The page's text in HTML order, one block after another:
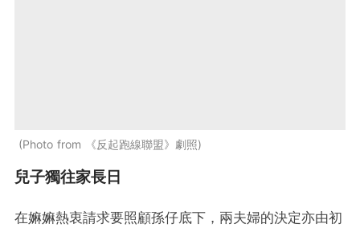
Photo from 《反起跑線聯盟》劇照
兒子獨往家長日
在嫲嫲熱衷請求要照顧孫仔底下，兩夫婦的決定亦由初